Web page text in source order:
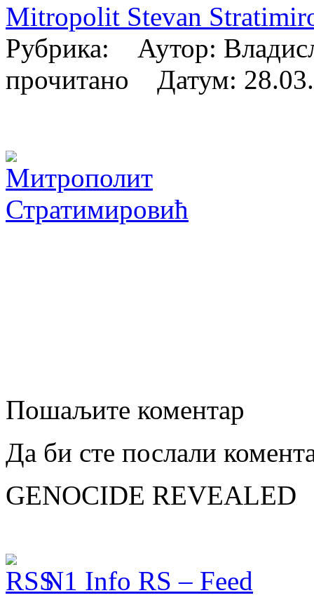
Mitropolit Stevan
Рубрика: Аутор:
прочитано Датум:
Пошаљите коментар
Да би сте послали
GENOCIDE REVEALED
N1 Info RS – Feed